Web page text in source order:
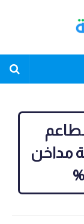
صيانة مداخن